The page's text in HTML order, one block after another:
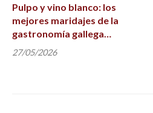
Pulpo y vino blanco: los
mejores maridajes de la
gastronomía gallega
explicados
27/05/2026